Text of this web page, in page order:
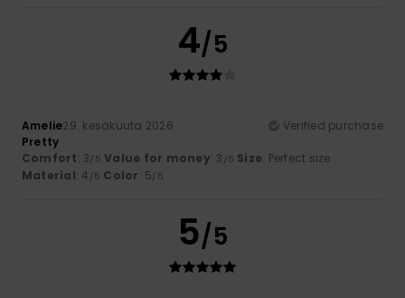
4/5
Amelie29. kesäkuuta 2026
Verified purchase
Pretty
Comfort: 3/5 Value for money: 3 /5 Size: Perfect size
Material: 4 /5 Color: 5/5
5/5